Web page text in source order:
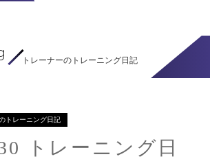
トレーナーのトレーニング日記
トレーニング日記
トレーニング日